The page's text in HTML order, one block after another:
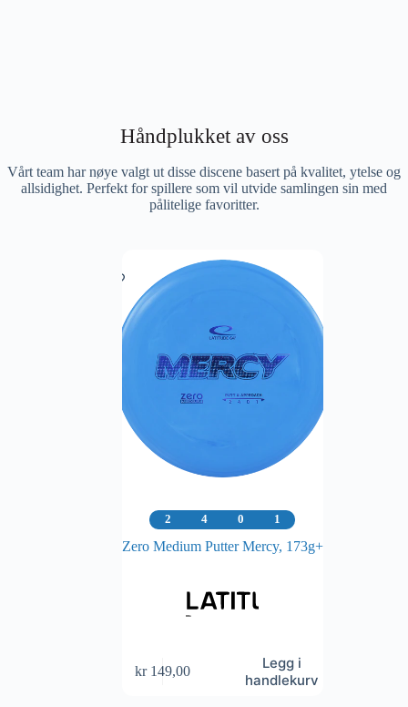
Håndplukket av oss
Vårt team har nøye valgt ut disse discene basert på kvalitet, ytelse og
allsidighet. Perfekt for spillere som vil utvide samlingen sin med
pålitelige favoritter.
2 4 0 1
Zero Medium Putter Mercy, 173g+
kr149,00
Legg i
handlekurv